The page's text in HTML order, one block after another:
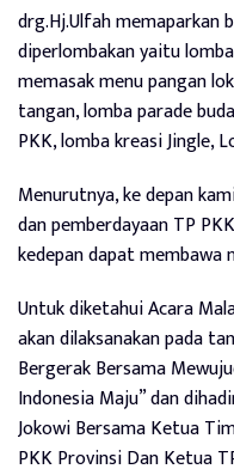
drg.Hj.Ulfah memaparkan
diperlombakan yaitu
memasak menu pangan
tangan, lomba parade
PKK, lomba kreasi Jingle,
Menurutnya, ke depan
dan pemberdayaan TP
kedepan dapat membawa
Untuk diketahui Acara
akan dilaksanakan pada
Bergerak Bersama
Indonesia Maju” dan
Jokowi Bersama Ketua
PKK Provinsi Dan Ketua